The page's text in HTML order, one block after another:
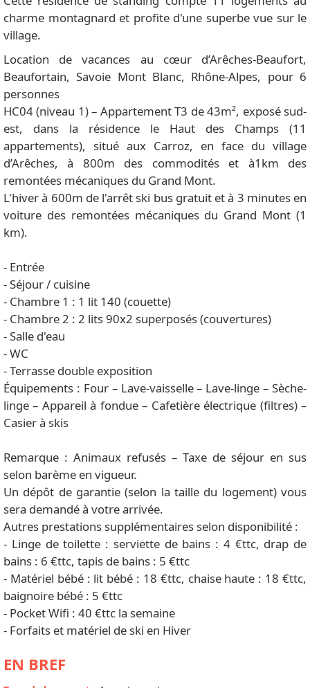
charme montagnard et profite d'une superbe vue sur le
village.
Location de vacances au cœur d’Arêches-Beaufort,
Beaufortain, Savoie Mont Blanc, Rhône-Alpes, pour 6
personnes
HC04 (niveau 1) – Appartement T3 de 43m², exposé sud-
est, dans la résidence le Haut des Champs (11
appartements), situé aux Carroz, en face du village
d’Arêches, à 800m des commodités et à1km des
remontées mécaniques du Grand Mont.
L'hiver à 600m de l'arrêt ski bus gratuit et à 3 minutes en
voiture des remontées mécaniques du Grand Mont (1
km).
- Entrée
- Séjour / cuisine
- Chambre 1 : 1 lit 140 (couette)
- Chambre 2 : 2 lits 90x2 superposés (couvertures)
- Salle d'eau
- WC
- Terrasse double exposition
Équipements : Four – Lave-vaisselle – Lave-linge – Sèche-
linge – Appareil à fondue – Cafetière électrique (filtres) –
Casier à skis
Remarque : Animaux refusés – Taxe de séjour en sus
selon barème en vigueur.
Un dépôt de garantie (selon la taille du logement) vous
sera demandé à votre arrivée.
Autres prestations supplémentaires selon disponibilité :
- Linge de toilette : serviette de bains : 4 €ttc, drap de
bains : 6 €ttc, tapis de bains : 5 €ttc
- Matériel bébé : lit bébé : 18 €ttc, chaise haute : 18 €ttc,
baignoire bébé : 5 €ttc
- Pocket Wifi : 40 €ttc la semaine
- Forfaits et matériel de ski en Hiver
EN BREF